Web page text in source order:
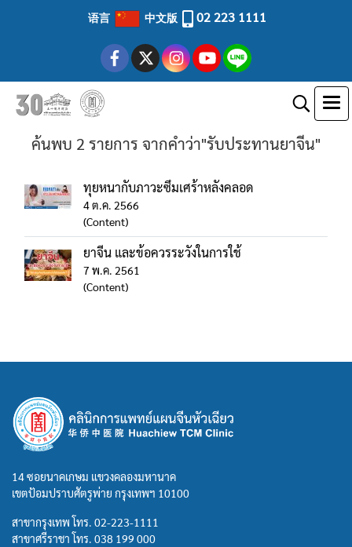
语言 中文版 02 223 1111
ค้นพบ 2 รายการ จากคำว่า"รับประทานยาจีน"
ทุยหนากับภาวะซึมเศร้าหลังคลอด
4 ต.ค. 2566
(Content)
ยาจีน และข้อควรระวังในการใช้
7 พ.ค. 2561
(Content)
14 ซอยนาคเกษม แขวงคลองมหานาค
เขตป้อมปราบศัตรูพ่าย กรุงเทพฯ 10100
สาขากรุงเทพ โทร. 02-223-1111
สาขาศรีราชา โทร. 038 199 000